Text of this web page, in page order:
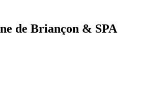
de Briançon & SPA